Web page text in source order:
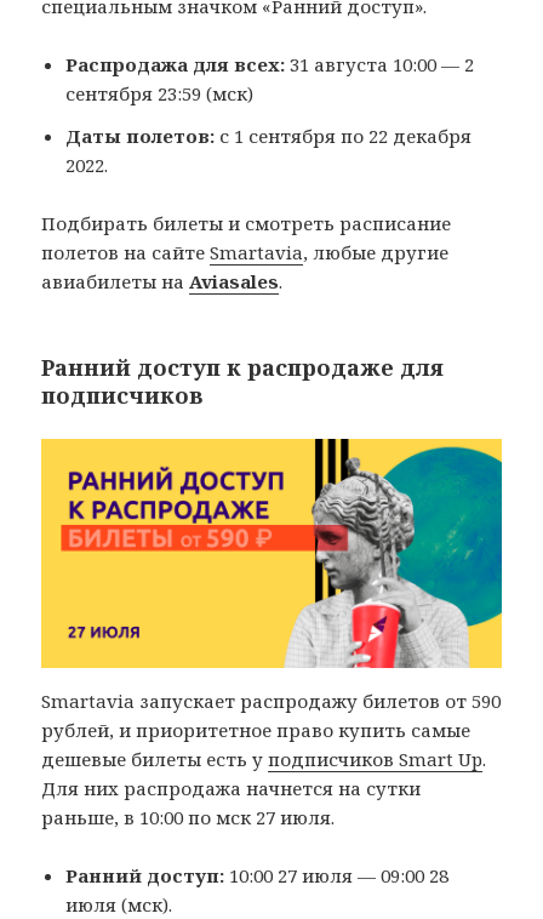
специальным значком «Ранний доступ».
Распродажа для всех: 31 августа 10:00 — 2
сентября 23:59 (мск)
Даты полетов: с 1 сентября по 22 декабря
2022.
Подбирать билеты и смотреть расписание
полетов на сайтеSmartavia, любые другие
авиабилеты на Aviasales.
Ранний доступ к распродаже для
подписчиков
Smartavia запускает распродажу билетов от 590
рублей, и приоритетное право купить самые
дешевые билеты есть уподписчиков Smart Up.
Для них распродажа начнется на сутки
раньше, в 10:00 по мск 27 июля.
Ранний доступ: 10:00 27 июля — 09:00 28
июля (мск).